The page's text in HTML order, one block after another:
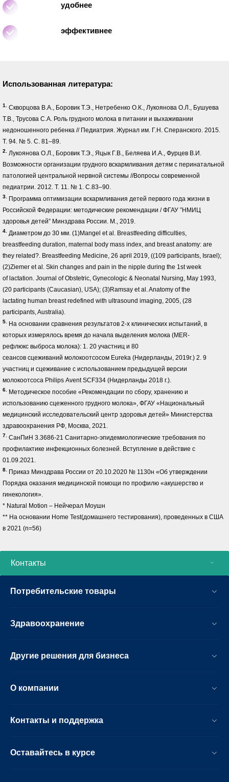
удобнее
эффективнее
Использованная литература:
1.
Скворцова В.А., Боровик Т.Э., Нетребенко О.К., Лукоянова О.Л., Бушуева
Т.В., Трусова С.А. Роль грудного молока в питании и выхаживании
недоношенного ребенка // Педиатрия. Журнал им. Г.Н. Сперанского. 2015.
Т. 94. № 5. С. 81–89.
2.
Лукоянова О.Л., Боровик Т.Э., Яцык Г.В., Беляева И.А., Фурцев В.И.
Возможности организации грудного вскармливания детям с перинатальной
патологией центральной нервной системы //Вопросы современной
педиатрии. 2012. Т. 11. № 1. С.83–90.
3.
Программа оптимизации вскармливания детей первого года жизни в
Российской Федерации: методические рекомендации / ФГАУ ”НМИЦ
здоровья детей” Минздрава России. М., 2019.
4. Диаметром до 30 мм. (1)Mangel et al. Breastfeeding difficulties,
breastfeeding duration, maternal body mass index, and breast anatomy: are
they related?. Breastfeeding Medicine, 26 april 2019, ((109 participants, Israel);
(2)Ziemer et al. Skin changes and pain in the nipple during the 1st week
of lactation. Journal of Obstetric, Gynecologic & Neonatal Nursing, May 1993,
(20 participants (Caucasian), USA); (3)Ramsay et al. Anatomy of the
lactating human breast redefined with ultrasound imaging, 2005, (28
participants, Australia).
5.
На основании сравнения результатов 2-х клинических испытаний, в
которых измерялось время до начала выделения молока (MER-
рефлюкс выброса молока): 1. 20 участниц и 80
сеансов сцеживаний молокоотсосом Eureka (Нидерланды, 2019г.) 2. 9
участниц и сцеживание с использованием предыдущей версии
молокоотсоса Philips Avent SCF334 (Нидерланды 2018 г.).​
6.
Методическое пособие «Рекомендации по сбору, хранению и
использованию сцеженного грудного молока», ФГАУ «Национальный
медицинский исследовательский центр здоровья детей» Министерства
здравоохранения РФ, Москва, 2021.
7. СанПиН 3.3686-21 Санитарно-эпидемиологические требования по
профилактике инфекционных болезней. Вступление в действие с
01.09.2021.
8.
Приказ Минздрава России от 20.10.2020 № 1130н «Об утверждении
Порядка оказания медицинской помощи по профилю «акушерство и
гинекология».
* Natural Motion – Нейчерал Моушн
** На основании Home Test(домашнего тестирования), проведенных в США
в 2021 (n=56)
Контакты
Потребительские товары
Здравоохранение
Другие решения для бизнеса
О компании
Контакты и поддержка
Оставайтесь в курсе